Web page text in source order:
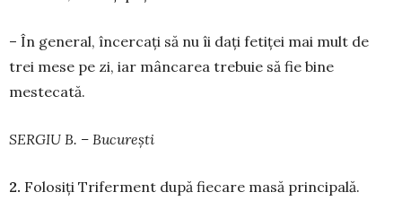
– În general, în­cercați să nu îi dați fetiței mai mult de
trei mese pe zi, iar mâncarea trebuie să fie bine
mestecată.
SERGIU B. – București
2. Folosiți Triferment după fiecare masă prin­ci­pală.